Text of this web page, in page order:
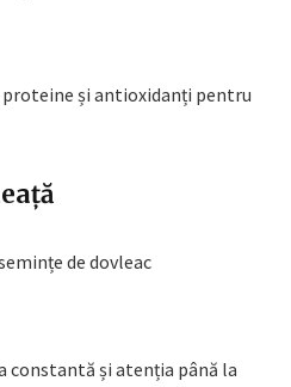
și antioxidanți pentru
de dovleac
constantă și atenția până la